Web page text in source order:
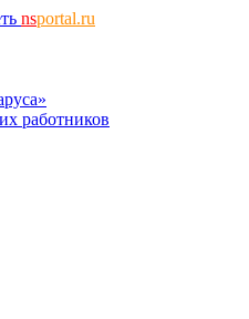
nsportal.ru
работников